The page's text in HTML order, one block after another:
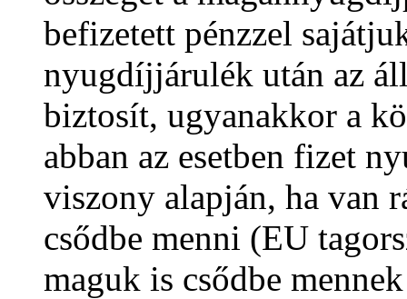
befizetett pénzzel
nyugdíjjárulék után az
biztosít, ugyanakkor a
abban az esetben fizet
viszony alapján, ha van
csődbe menni (EU
maguk is csődbe